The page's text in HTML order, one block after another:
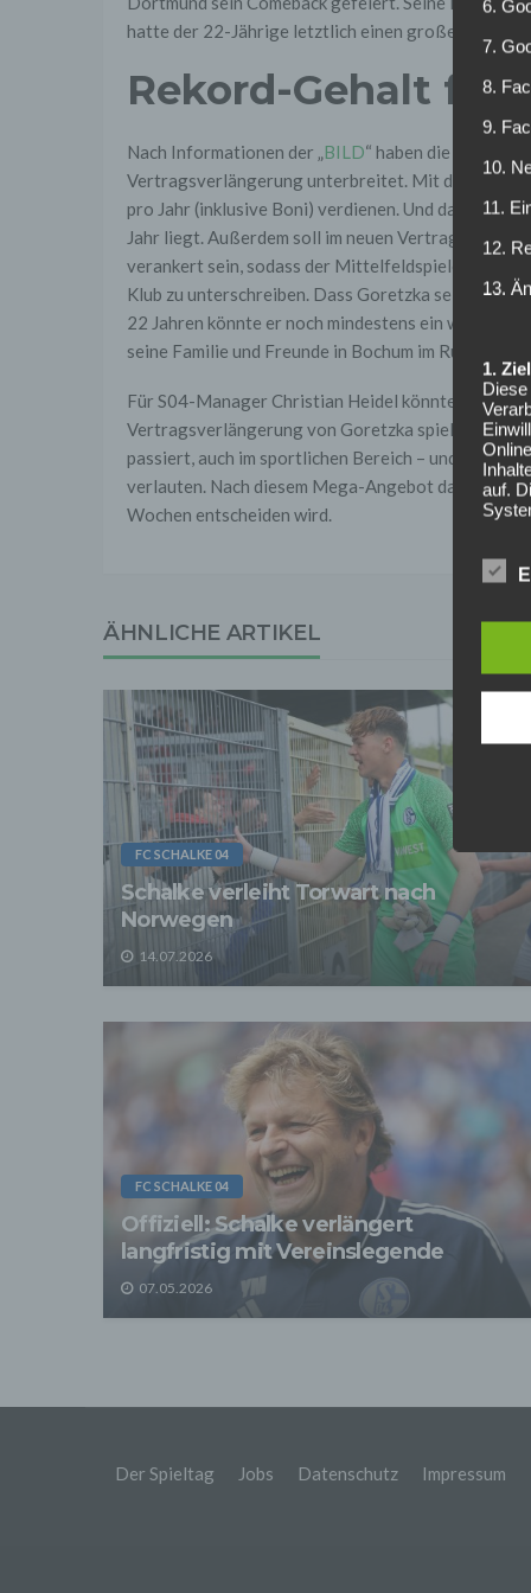
hatte der 22-Jährige letztlich einen großen Anteil
Rekord-Gehalt für
Nach Informationen der „BILD“ haben die
Vertragsverlängerung unterbreitet. Mit dieser
pro Jahr (inklusive Boni) verdienen. Und das,
Jahr liegt. Außerdem soll im neuen Vertrag eine
verankert sein, sodass der Mittelfeldspieler in
Klub zu unterschreiben. Dass Goretzka seinen
22 Jahren könnte er noch mindestens ein weiteres
seine Familie und Freunde in Bochum im Ruhrgebiet
Für S04-Manager Christian Heidel könnte das
Vertragsverlängerung von Goretzka spielen. „Leon
passiert, auch im sportlichen Bereich – und das tut
verlauten. Nach diesem Mega-Angebot darf man
Wochen entscheiden wird.
ÄHNLICHE ARTIKEL
FC SCHALKE 04
Schalke verleiht Torwart nach
Norwegen
14.07.2026
FC SCHALKE 04
Offiziell: Schalke verlängert
langfristig mit Vereinslegende
07.05.2026
Der Spieltag Jobs Datenschutz Impressum
6.
7.
8.
9.
10.
11.
12.
13.
1.
auf.
Der
Wir
Wir
der
3.
Die
- Die